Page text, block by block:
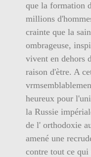
que la formation
millions
crainte que la
ombrageuse,
vivent en dehors
raison d'ètre. A
heureux pour
la Russie
de l' orthodoxie
amené une
contre tout ce qui